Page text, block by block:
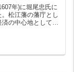
年)に堀尾忠氏に
松江藩の藩庁とし
の中心地として機